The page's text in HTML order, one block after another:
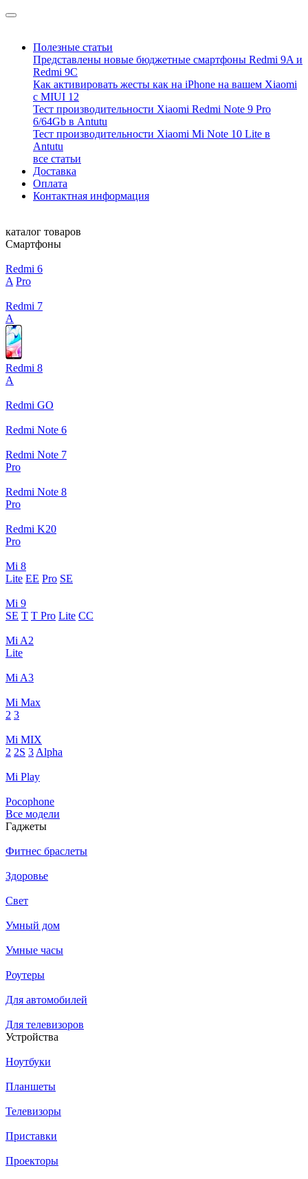
Полезные статьи
Представлены новые бюджетные смартфоны Redmi 9A и
Redmi 9C
Как активировать жесты как на iPhone на вашем Xiaomi
с MIUI 12
Тест производительности Xiaomi Redmi Note 9 Pro
6/64Gb в Antutu
Тест производительности Xiaomi Mi Note 10 Lite в
Antutu
все статьи
Доставка
Оплата
Контактная информация
каталог товаров
Смартфоны
Redmi 6
A Pro
Redmi 7
A
Redmi 8
A
Redmi GO
Redmi Note 6
Redmi Note 7
Pro
Redmi Note 8
Pro
Redmi K20
Pro
Mi 8
Lite EE Pro SE
Mi 9
SE T T Pro Lite CC
Mi A2
Lite
Mi A3
Mi Max
2 3
Mi MIX
2 2S 3 Alpha
Mi Play
Pocophone
Все модели
Гаджеты
Фитнес браслеты
Здоровье
Свет
Умный дом
Умные часы
Роутеры
Для автомобилей
Для телевизоров
Устройства
Ноутбуки
Планшеты
Телевизоры
Приставки
Проекторы